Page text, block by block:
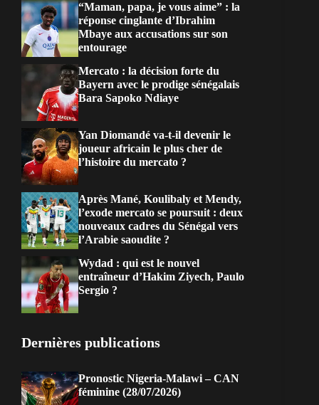
“Maman, papa, je vous aime” : la
réponse cinglante d’Ibrahim
Mbaye aux accusations sur son
entourage
Mercato : la décision forte du
Bayern avec le prodige sénégalais
Bara Sapoko Ndiaye
Yan Diomandé va-t-il devenir le
joueur africain le plus cher de
l’histoire du mercato ?
Après Mané, Koulibaly et Mendy,
l’exode mercato se poursuit : deux
nouveaux cadres du Sénégal vers
l’Arabie saoudite ?
Wydad : qui est le nouvel
entraîneur d’Hakim Ziyech, Paulo
Sergio ?
Dernières publications
Pronostic Nigeria-Malawi – CAN
féminine (28/07/2026)